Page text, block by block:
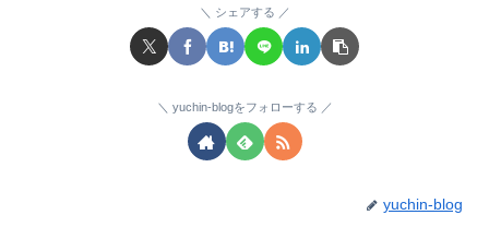
シェアする
yuchin-blogをフォローする
yuchin-blog